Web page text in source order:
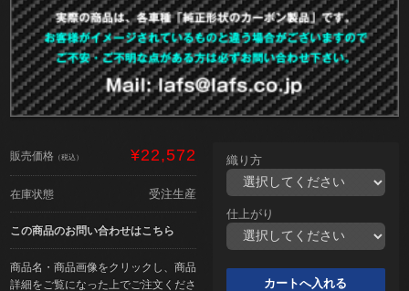
販売価格 （税込） ¥22,572
在庫状態 受注生産
この商品のお問い合わせはこちら
商品名・商品画像をクリックし、商品
詳細をご覧になった上でご注文くださ
織り方
仕上がり